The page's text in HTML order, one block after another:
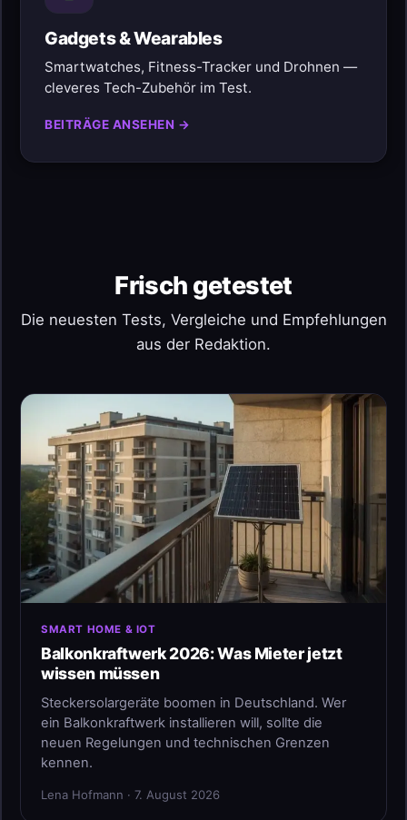
Gadgets & Wearables
Smartwatches, Fitness-Tracker und Drohnen —
cleveres Tech-Zubehör im Test.
BEITRÄGE ANSEHEN →
Frisch getestet
Die neuesten Tests, Vergleiche und Empfehlungen
aus der Redaktion.
SMART HOME & IOT
Balkonkraftwerk 2026: Was Mieter jetzt
wissen müssen
Steckersolargeräte boomen in Deutschland. Wer
ein Balkonkraftwerk installieren will, sollte die
neuen Regelungen und technischen Grenzen
kennen.
Lena Hofmann · 7. August 2026